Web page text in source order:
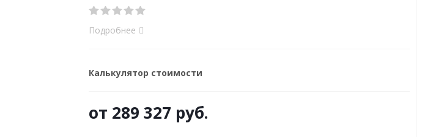
Подробнее
Калькулятор стоимости
от 289 327 руб.